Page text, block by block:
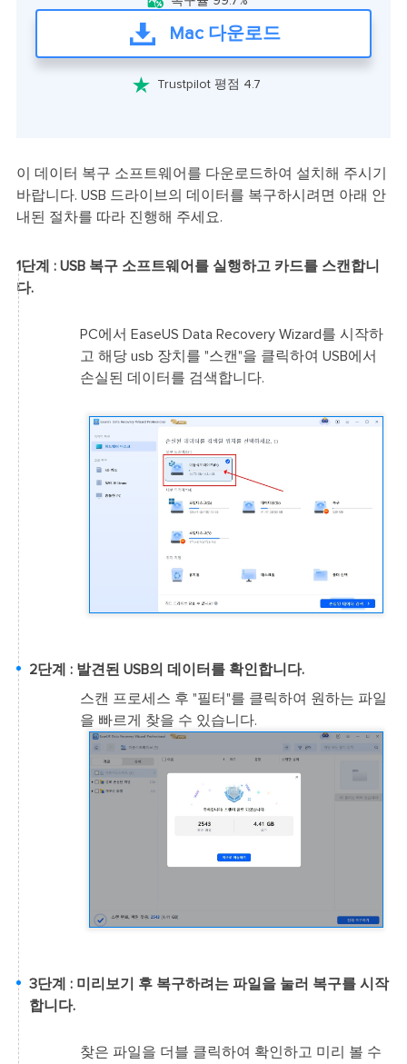
Mac 다운로드
 Trustpilot 평점 4.7
이 데이터 복구 소프트웨어를 다운로드하여 설치해 주시기
바랍니다. USB 드라이브의 데이터를 복구하시려면 아래 안
내된 절차를 따라 진행해 주세요.
1단계 : USB 복구 소프트웨어를 실행하고 카드를 스캔합니
다.
PC에서 EaseUS Data Recovery Wizard를 시작하
고 해당 usb 장치를 "스캔"을 클릭하여 USB에서
손실된 데이터를 검색합니다.
2단계 : 발견된 USB의 데이터를 확인합니다.
스캔 프로세스 후 "필터"를 클릭하여 원하는 파일
을 빠르게 찾을 수 있습니다.
3단계 : 미리보기 후 복구하려는 파일을 눌러 복구를 시작
합니다.
찾은 파일을 더블 클릭하여 확인하고 미리 볼 수